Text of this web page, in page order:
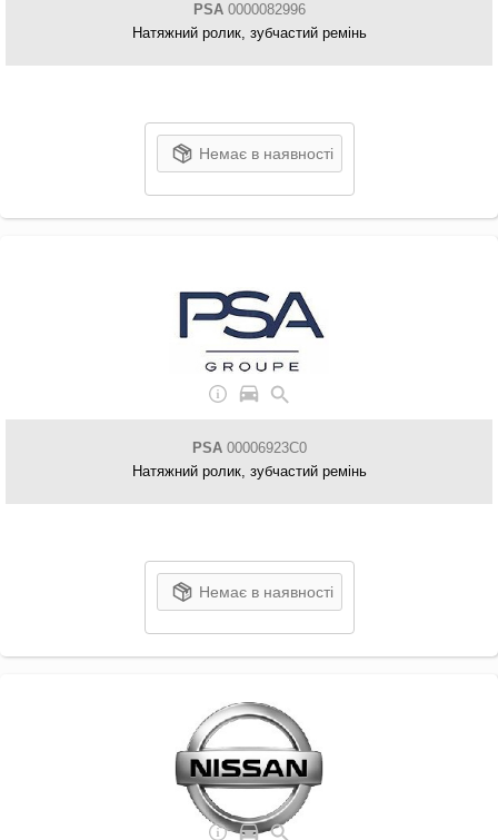
PSA0000082996
Натяжний ролик, зубчастий ремінь
Немає в наявності
PSA00006923C0
Натяжний ролик, зубчастий ремінь
Немає в наявності